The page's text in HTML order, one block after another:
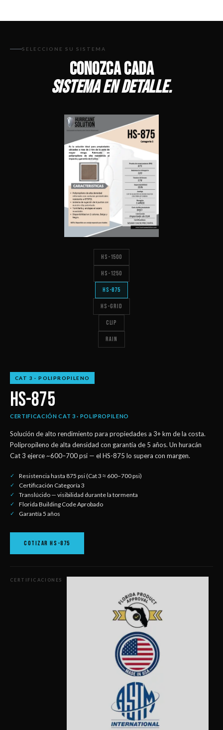
SELECCIONE SU SISTEMA
CONOZCA CADA
SISTEMA EN DETALLE.
HS-1500
HS-1250
HS-875
HS-GRID
CLIP
RAIN
CAT 3 · POLIPROPILENO
HS-875
CERTIFICACIÓN CAT 3 · POLIPROPILENO
Solución de alto rendimiento para propiedades a 3+ km de la costa.
Polipropileno de alta densidad con garantía de 5 años. Un huracán
Cat 3 ejerce ~600–700 psi — el HS-875 lo supera con margen.
Resistencia hasta 875 psi (Cat 3 ≈ 600–700 psi)
Certificación Categoría 3
Translúcido — visibilidad durante la tormenta
Florida Building Code Aprobado
Garantía 5 años
COTIZAR HS-875
CERTIFICACIONES